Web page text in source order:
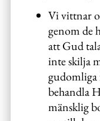
Vi vittnar
genom de
att Gud
inte skilja
gudomliga
behandla
mänsklig